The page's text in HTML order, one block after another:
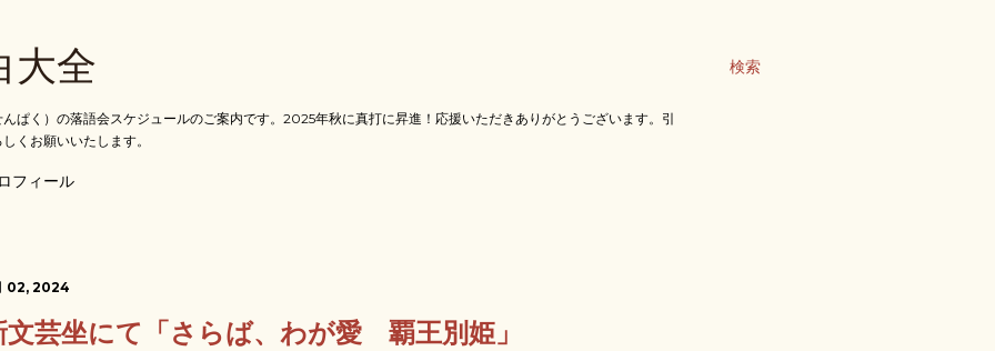
検索
大全
ぱく）の落語会スケジュールのご案内です。2025年秋に真打に昇進！応援いただきありがとうございます。引
くお願いいたします。
フィール
02, 2024
文芸坐にて「さらば、わが愛 覇王別姫」